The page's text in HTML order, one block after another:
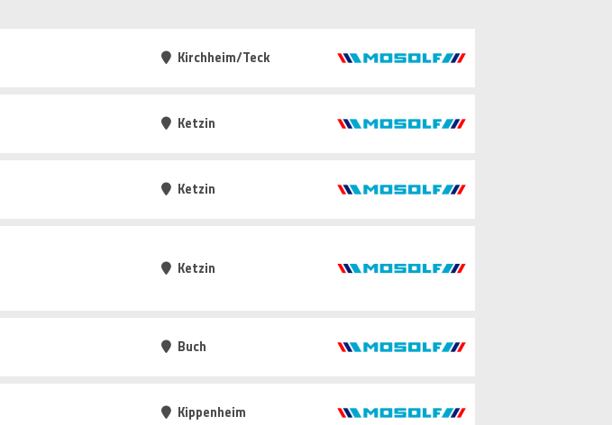
Kirchheim/Teck
Ketzin
Ketzin
Ketzin
Buch
Kippenheim